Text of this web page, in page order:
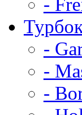
-
-
-